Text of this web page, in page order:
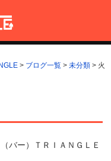
なBAR TRIANGLE(バー・
> ブログ一覧 > 未分類 > 火
バー）ＴＲＩＡＮＧＬＥ